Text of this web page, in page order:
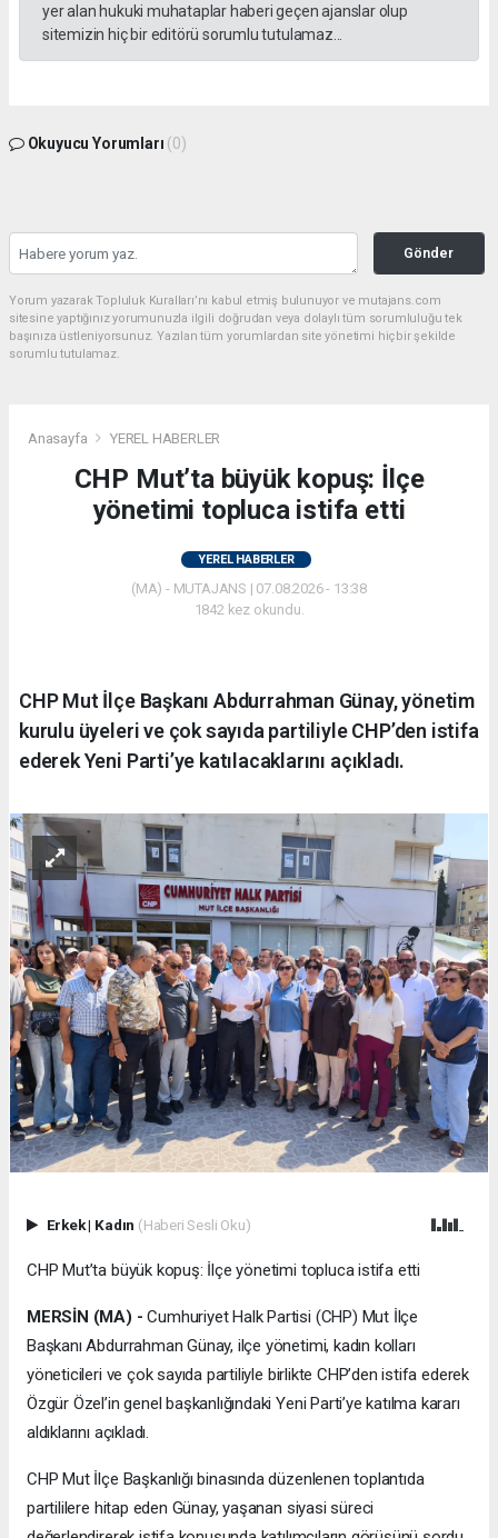
yer alan hukuki muhataplar haberi geçen ajanslar olup
sitemizin hiç bir editörü sorumlu tutulamaz...
Okuyucu Yorumları (0)
Gönder
Yorum yazarak Topluluk Kuralları’nı kabul etmiş bulunuyor ve mutajans.com
sitesine yaptığınız yorumunuzla ilgili doğrudan veya dolaylı tüm sorumluluğu tek
başınıza üstleniyorsunuz. Yazılan tüm yorumlardan site yönetimi hiçbir şekilde
sorumlu tutulamaz.
Anasayfa YEREL HABERLER
CHP Mut’ta büyük kopuş: İlçe
yönetimi topluca istifa etti
YEREL HABERLER
(MA) - MUTAJANS | 07.08.2026 - 13:38
1842 kez okundu.
CHP Mut İlçe Başkanı Abdurrahman Günay, yönetim
kurulu üyeleri ve çok sayıda partiliyle CHP’den istifa
ederek Yeni Parti’ye katılacaklarını açıkladı.
Erkek| Kadın (Haberi Sesli Oku)
CHP Mut’ta büyük kopuş: İlçe yönetimi topluca istifa etti
MERSİN (MA) - Cumhuriyet Halk Partisi (CHP) Mut İlçe
Başkanı Abdurrahman Günay, ilçe yönetimi, kadın kolları
yöneticileri ve çok sayıda partiliyle birlikte CHP’den istifa ederek
Özgür Özel’in genel başkanlığındaki Yeni Parti’ye katılma kararı
aldıklarını açıkladı.
CHP Mut İlçe Başkanlığı binasında düzenlenen toplantıda
partililere hitap eden Günay, yaşanan siyasi süreci